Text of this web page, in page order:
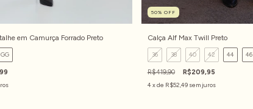
em Camurça Forrado Preto
GG
50% OFF
Calça Alf Max Twill Preto
36 38 40 42 44 46
R$419,90
R$209,95
4x de R$52,49 sem juros